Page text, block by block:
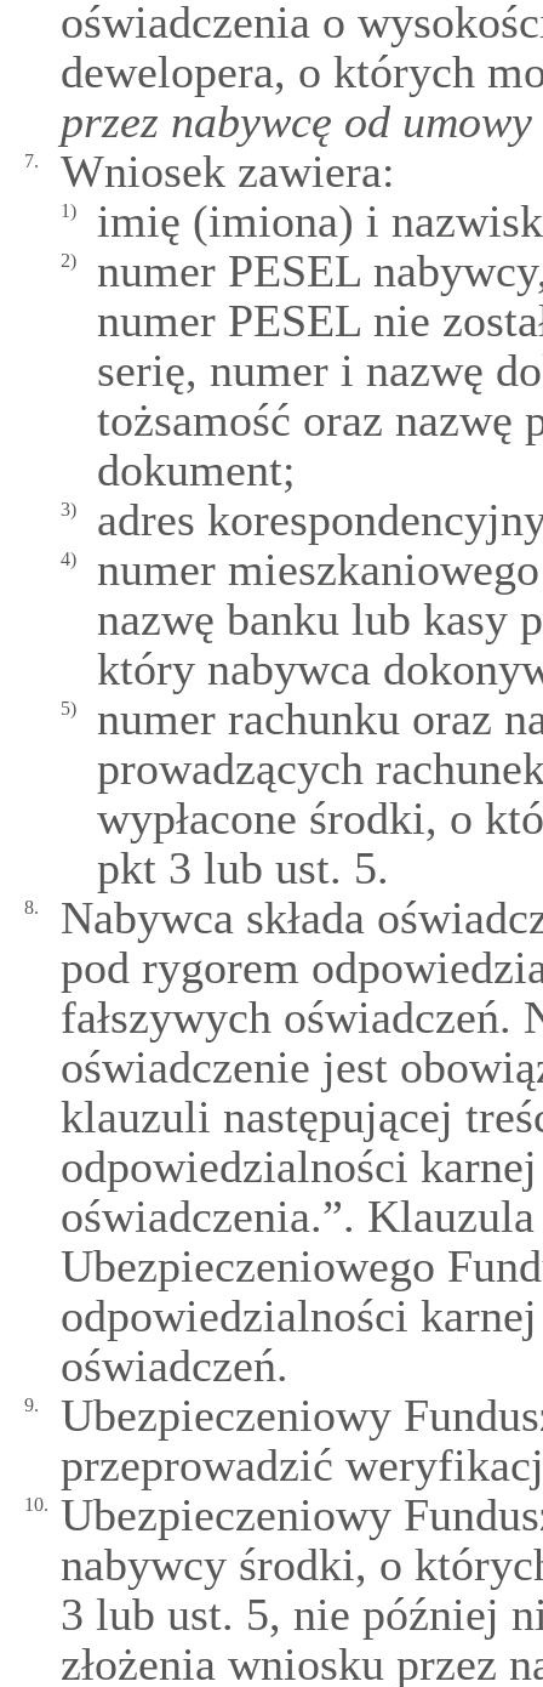
oświadczenia o
dewelopera, o których
przez nabywcę od
7. Wniosek zawiera:
1) imię (imiona) i
2)
numer PESEL
numer PESEL nie
serię, numer i nazwę
tożsamość oraz nazwę
dokument;
3) adres
4)
numer
nazwę banku lub kasy
który nabywca
5)
numer rachunku oraz
prowadzących
wypłacone środki, o
pkt 3 lub ust. 5.
8.
Nabywca składa
pod rygorem
fałszywych oświadczeń.
oświadczenie jest
klauzuli następującej
odpowiedzialności karnej
oświadczenia.”.
Ubezpieczeniowego
odpowiedzialności karnej
oświadczeń.
9.
Ubezpieczeniowy
przeprowadzić
10.
Ubezpieczeniowy
nabywcy środki, o
3 lub ust. 5, nie później
złożenia wniosku przez